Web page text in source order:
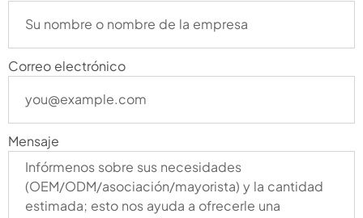
Correo electrónico
Mensaje